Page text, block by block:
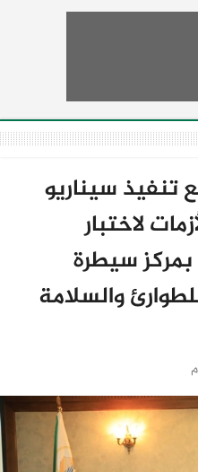
تنفيذ سيناريو
لاختبار
سيطرة
والسلامة